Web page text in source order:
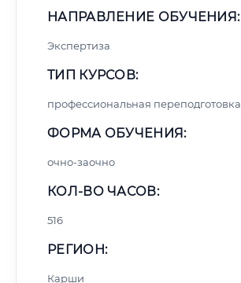
НАПРАВЛЕНИЕ ОБУЧЕНИЯ:
Экспертиза
ТИП КУРСОВ:
профессиональная переподготовка
ФОРМА ОБУЧЕНИЯ:
очно-заочно
КОЛ-ВО ЧАСОВ:
516
РЕГИОН:
Карши